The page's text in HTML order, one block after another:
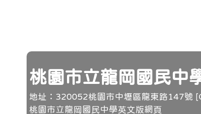
頁尾
桃園市立龍岡國民中
地址：320052桃園市中壢區龍東路147號 [
桃園市立龍岡國民中學英文版網頁